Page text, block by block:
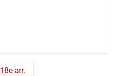
18e arr.